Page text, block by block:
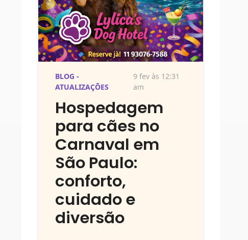
BLOG -
ATUALIZAÇÕES
9 fev às 12:31
am
Hospedagem
para cães no
Carnaval em
São Paulo:
conforto,
cuidado e
diversão